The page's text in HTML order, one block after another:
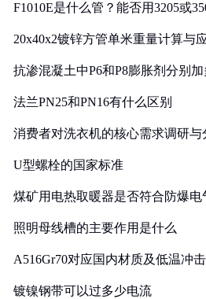
F1010E是什么管？能否用3205或
20x40x2镀锌方管单米重量计算与
抗渗混凝土中P6和P8膨胀剂分别
法兰PN25和PN16有什么区别
消费者对洗衣机的核心需求调研与
U型螺栓的国家标准
煤矿用电热取暖器是否符合防爆电
照明母线槽的主要作用是什么
A516Gr70对应国内材质及低温冲
镀镍钢带可以过多少电流